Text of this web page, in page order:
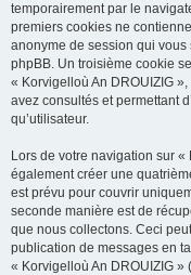
temporairement par le
premiers cookies ne
anonyme de session qui
phpBB. Un troisième cookie
« Korvigelloù An DROUIZIG
avez consultés et permettant
qu’utilisateur.
Lors de votre navigation sur
également créer une
est prévu pour couvrir
seconde manière est de
que nous collectons. Ceci
publication de messages en
« Korvigelloù An DROUIZIG